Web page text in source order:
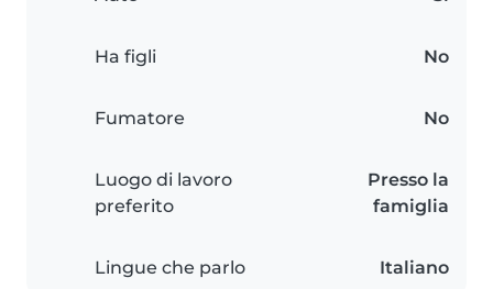
Ha figli No
Fumatore No
Luogo di lavoro
preferito
Presso la
famiglia
Lingue che parlo Italiano